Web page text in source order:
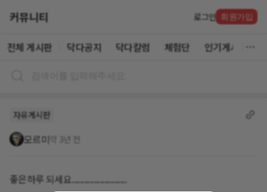
커뮤니티 로그인 회원가입
전체 게시판 닥다공지 닥다칼럼 체험단 인기게시글
자유게시판
모르미 약 3년 전
좋은하루 되세요...........................